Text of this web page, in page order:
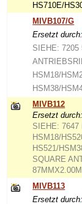
HS710E/
MIVB107/G
Ersetzt
SIEHE: 7205
HSM18/
HSM38/
MIVB112
Ersetzt
SIEHE: 7647
HSM18/
HS521/
SQUARE
MIVB113
Ersetzt